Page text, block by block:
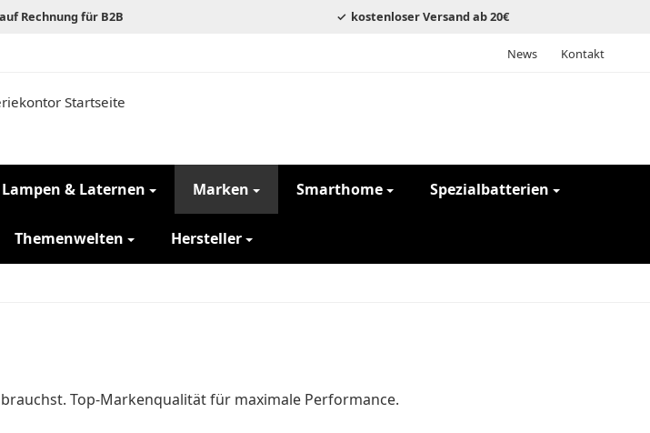
Rechnung für B2B kostenloser Versand ab 20€
News Kontakt
Lampen & Laternen Marken Smarthome Spezialbatterien
Themenwelten Hersteller
Top-Markenqualität für maximale Performance.